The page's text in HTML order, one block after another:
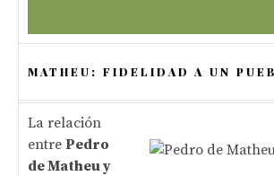
MATHEU: FIDELIDAD A UN
La relación
entre Pedro
de Matheu y